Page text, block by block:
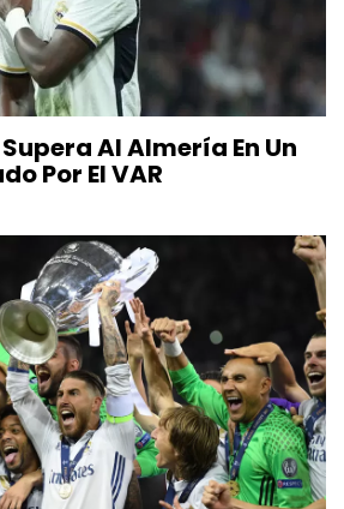
Al Almería En Un
Por El VAR